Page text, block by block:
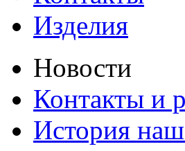
Изделия
Новости
Контакты и
История